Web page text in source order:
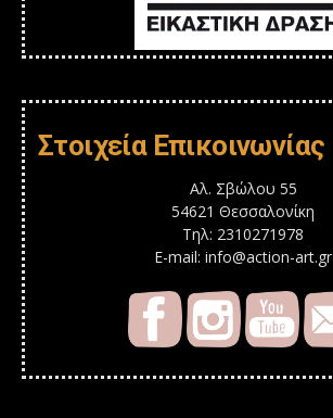
Στοιχεία Επικοινωνίας
Αλ. Σβώλου 55
54621 Θεσσαλονίκη
Τηλ: 2310271978
E-mail: info@action-art.gr